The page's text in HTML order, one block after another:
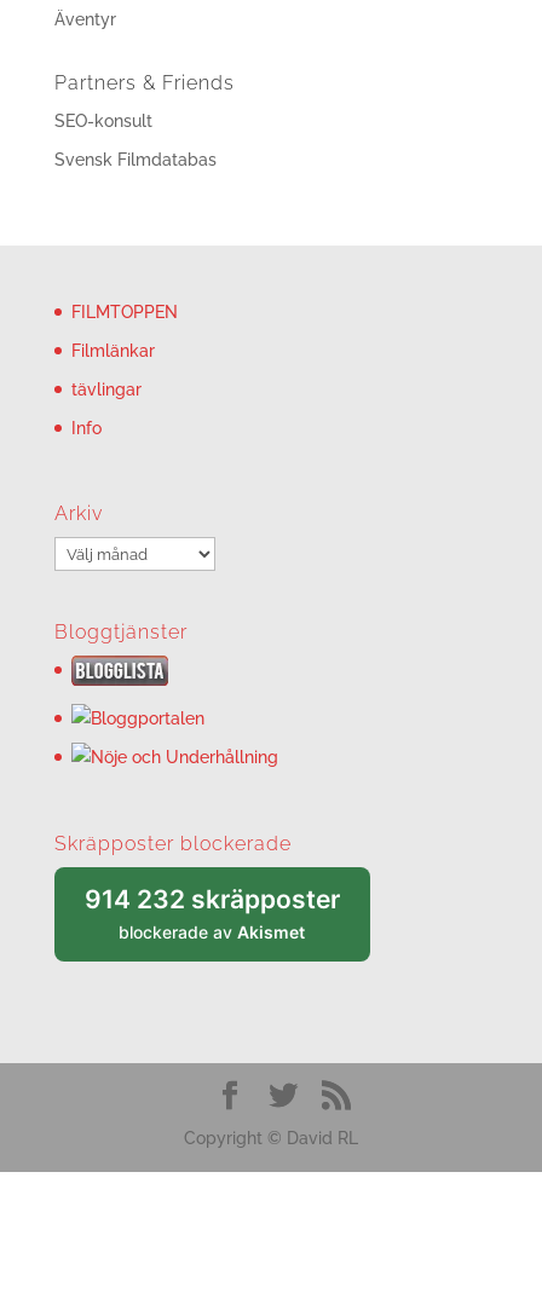
Äventyr
Partners & Friends
SEO-konsult
Svensk Filmdatabas
FILMTOPPEN
Filmlänkar
tävlingar
Info
Arkiv
Arkiv
Bloggtjänster
Skräpposter blockerade
914 232 skräpposter
blockerade avAkismet
Copyright © David RL